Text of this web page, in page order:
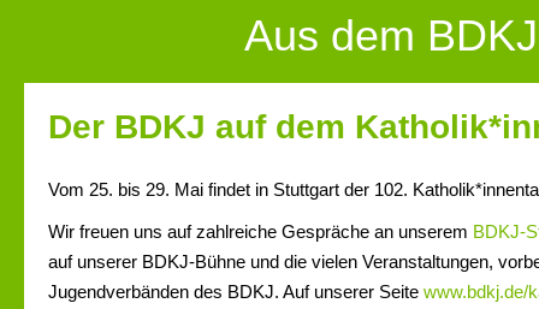
Aus dem BDKJ
Der BDKJ auf dem
Vom 25. bis 29. Mai findet in Stuttgart der 102.
Wir freuen uns auf zahlreiche Gespräche an unserem BDKJ-
auf unserer BDKJ-Bühne und die vielen Veranstaltungen,
Jugendverbänden des BDKJ. Auf unserer Seite www.bdkj.de/